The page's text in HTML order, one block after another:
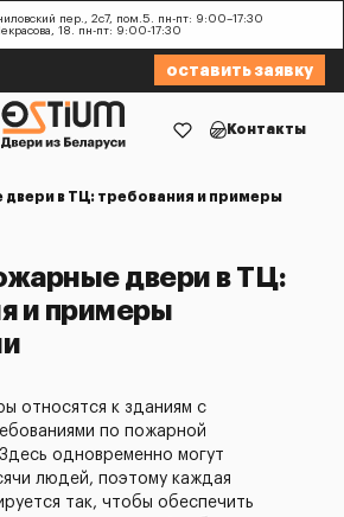
пер., 2с7, пом.5. пн-пт: 9:00–17:30
18. пн-пт: 9:00-17:30
оставить заявку
Контакты
в ТЦ: требования и примеры
двери в ТЦ:
и примеры
относятся к зданиям с
по пожарной
одновременно могут
людей, поэтому каждая
так, чтобы обеспечить